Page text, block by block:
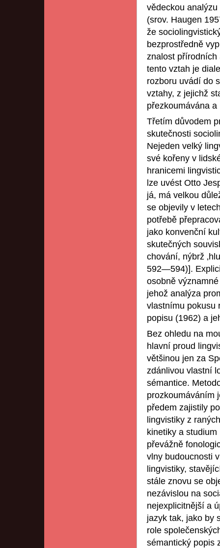
vědeckou
(srov. Haugen
že
bezprostředně
znalost přírodních
tento vztah je
rozboru uvádí do
vztahy, z jejichž
přezkoumávána a
Třetím důvodem
skutečnosti
Nejeden velký
své kořeny v
hranicemi
lze uvést Otto
já, má velkou
se objevily v
potřebě
jako konvenční
skutečných
chování, nýbrž
592—594)].
osobně
jehož analýza
vlastnímu pokusu
popisu (1962) a
Bez ohledu na
hlavní proud
většinou jen za
zdánlivou vlastní
sémantice.
prozkoumáváním
předem zajistily
lingvistiky z
kinetiky a
převážně
vlny budoucnosti
lingvistiky,
stále znovu se
nezávislou na
nejexplicitnější a
jazyk tak, jako by
role
sémantický popis